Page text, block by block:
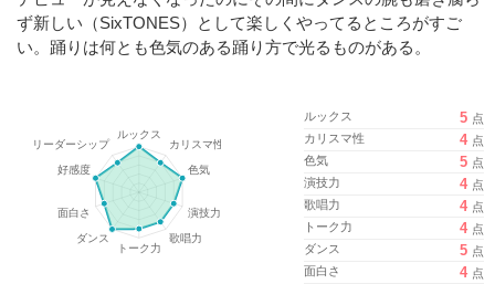
ず新しい（SixTONES）として楽しくやってるところがすご
い。踊りは何とも色気のある踊り方で光るものがある。
ルックス 5 点
カリスマ性
4 点
色気
5 点
演技力
4 点
歌唱力
4 点
トーク力
4 点
ダンス
5 点
面白さ
4 点